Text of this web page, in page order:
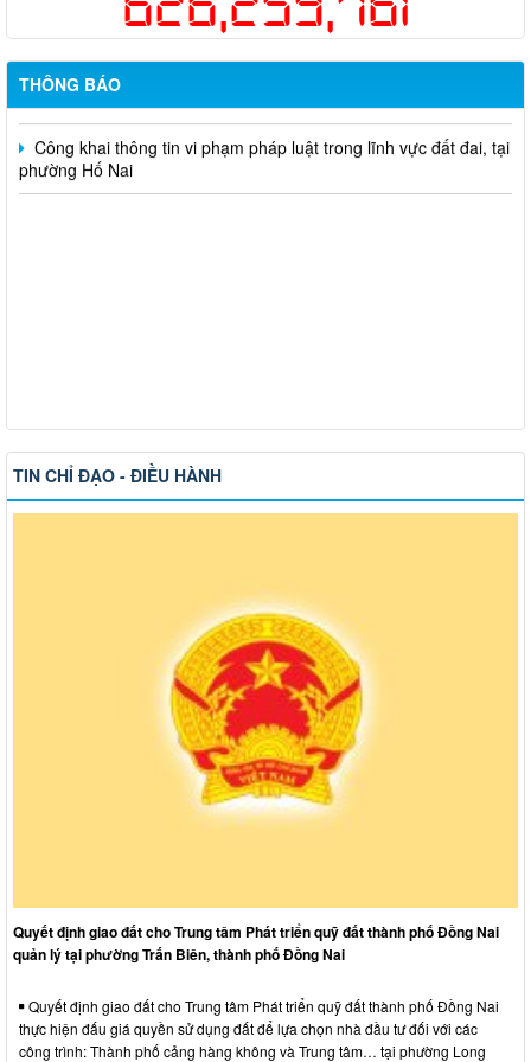
THÔNG BÁO
Hỗ trợ đăng tải thông tin hợp nhất, thay đổi địa chỉ trụ sở làm
việc
Công khai thông tin vi phạm pháp luật trong lĩnh vực đất đai, tại
phường Hố Nai
TIN CHỈ ĐẠO - ĐIỀU HÀNH
Quyết định giao đất cho Trung tâm Phát triển quỹ đất thành phố Đồng Nai
quản lý tại phường Trấn Biên, thành phố Đồng Nai
Quyết định giao đất cho Trung tâm Phát triển quỹ đất thành phố Đồng Nai
thực hiện đấu giá quyền sử dụng đất để lựa chọn nhà đầu tư đối với các
công trình: Thành phố cảng hàng không và Trung tâm… tại phường Long